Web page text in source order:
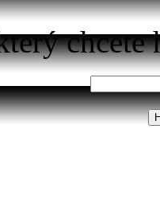
chcete